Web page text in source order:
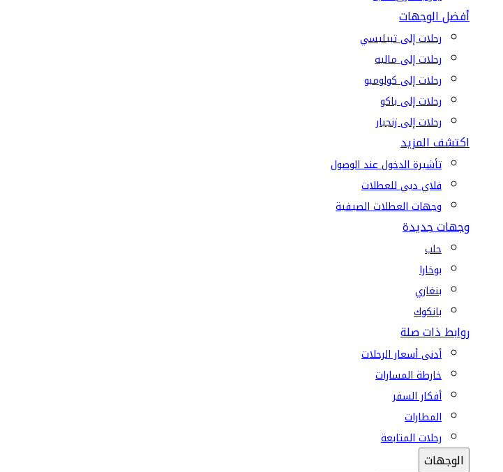
أفضل الوجهات
رحلات إلى تبيليسي
رحلات إلى ماليه
رحلات إلى كولومبو
رحلات إلى باكو
رحلات إلى زنجبار
اكتشف المزيد
تأشيرة الدخول عند الوصول
فلاي دبي للعطلات
وجهات العطلات الصيفية
وجهات جديدة
حلب
بوخارا
بنغازي
بانكوك
روابط ذات صلة
أدنى أسعار الرحلات
خارطة المسارات
أفكار السفر
المطارات
رحلات المتابعة
الوجهات